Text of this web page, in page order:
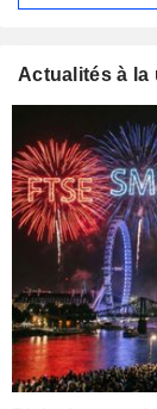
Actualités à la